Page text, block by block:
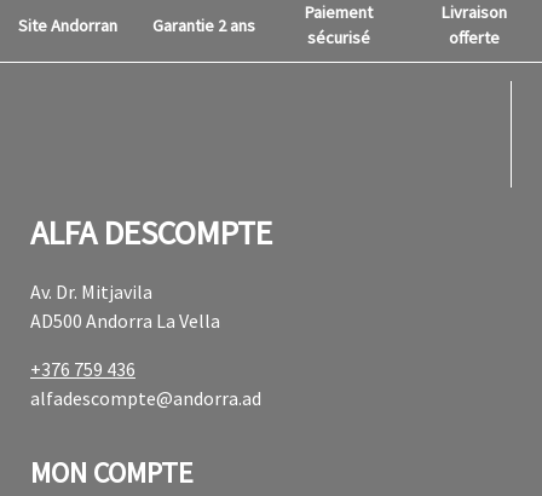
Site Andorran Garantie 2 ans
Paiement
sécurisé
Livraison
offerte
ALFA DESCOMPTE
Av. Dr. Mitjavila
AD500 Andorra La Vella
+376 759 436
alfadescompte@andorra.ad
MON COMPTE